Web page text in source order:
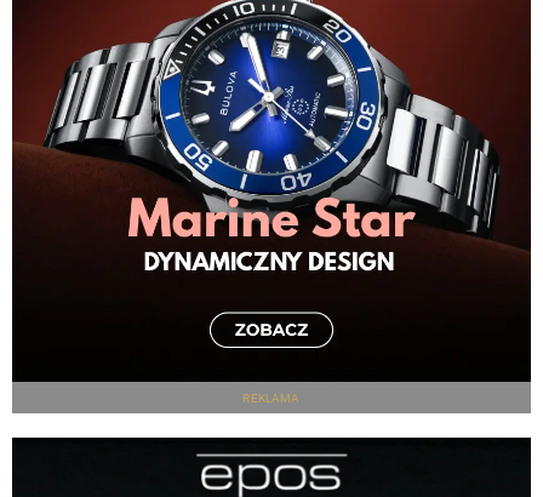
REKLAMA